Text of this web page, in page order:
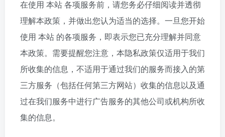
在使用 本站 各项服务前，请您务必仔细阅读并透彻
理解本政策，并做出您认为适当的选择。一旦您开始
使用 本站 的各项服务，即表示您已充分理解并同意
本政策。需要提醒您注意，本隐私政策仅适用于我们
所收集的信息，不适用于通过我们的服务而接入的第
三方服务（包括任何第三方网站）收集的信息以及通
过在我们服务中进行广告服务的其他公司或机构所收
集的信息。